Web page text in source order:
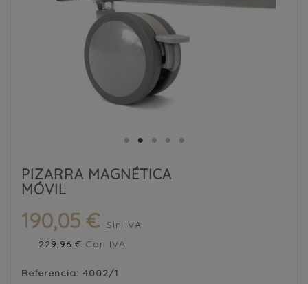
PIZARRA MAGNÉTICA
MÓVIL
190,05 € Sin IVA
229,96 € Con IVA
Referencia: 4002/1